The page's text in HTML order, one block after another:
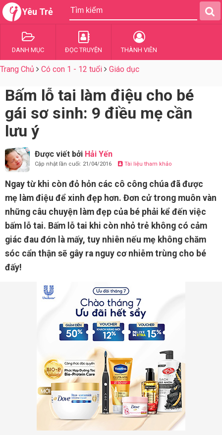
Yêu Trẻ
DANH MỤC ĐỌC TRUYỆN THÀNH VIÊN
Trang Chủ Có con 1 - 12 tuổi Giáo dục
Bấm lỗ tai làm điệu cho bé
gái sơ sinh: 9 điều mẹ cần
lưu ý
Được viết bởi Hải Yến
Cập nhật lần cuối: 21/04/2016 Tài liệu tham khảo
Ngay từ khi còn đỏ hỏn các cô công chúa đã được
mẹ làm điệu để xinh đẹp hơn. Đơn cử trong muôn vàn
những câu chuyện làm đẹp của bé phải kể đến việc
bấm lỗ tai. Bấm lỗ tai khi còn nhỏ trẻ không có cảm
giác đau đớn là mấy, tuy nhiên nếu mẹ không chăm
sóc cẩn thận sẽ gây ra nguy cơ nhiễm trùng cho bé
đấy!